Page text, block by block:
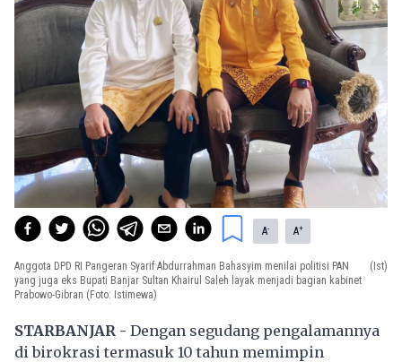
A- A+
Anggota DPD RI Pangeran Syarif Abdurrahman Bahasyim menilai politisi PAN
yang juga eks Bupati Banjar Sultan Khairul Saleh layak menjadi bagian kabinet
Prabowo-Gibran (Foto: Istimewa)
(Ist)
STARBANJAR - Dengan segudang pengalamannya
di birokrasi termasuk 10 tahun memimpin